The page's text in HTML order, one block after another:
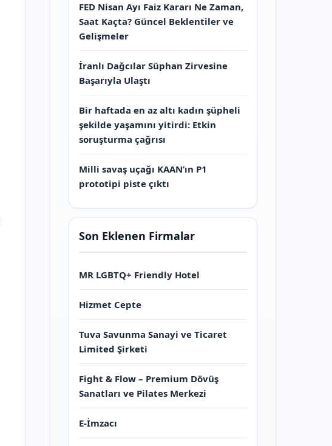
FED Nisan Ayı Faiz Kararı Ne Zaman,
Saat Kaçta? Güncel Beklentiler ve
Gelişmeler
İranlı Dağcılar Süphan Zirvesine
Başarıyla Ulaştı
Bir haftada en az altı kadın şüpheli
şekilde yaşamını yitirdi: Etkin
soruşturma çağrısı
Milli savaş uçağı KAAN’ın P1
prototipi piste çıktı
Son Eklenen Firmalar
MR LGBTQ+ Friendly Hotel
Hizmet Cepte
Tuva Savunma Sanayi ve Ticaret
Limited Şirketi
Fight & Flow – Premium Dövüş
Sanatları ve Pilates Merkezi
E-İmzacı